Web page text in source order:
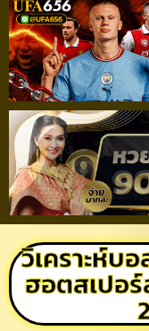
วิเคราะห์บ
ฮอตสเปอ